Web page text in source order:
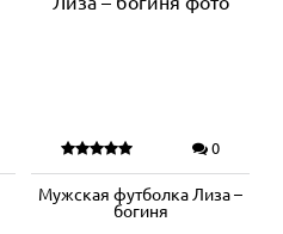
0
Мужская футболка Лиза –
богиня